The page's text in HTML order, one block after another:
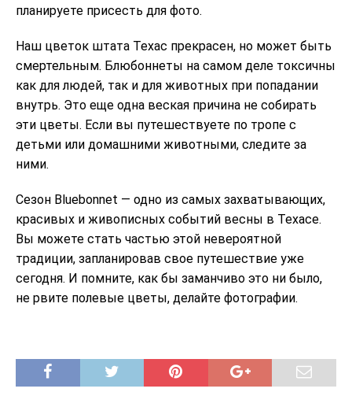
планируете присесть для фото.
Наш цветок штата Техас прекрасен, но может быть
смертельным. Блюбоннеты на самом деле токсичны
как для людей, так и для животных при попадании
внутрь. Это еще одна веская причина не собирать
эти цветы. Если вы путешествуете по тропе с
детьми или домашними животными, следите за
ними.
Сезон Bluebonnet — одно из самых захватывающих,
красивых и живописных событий весны в Техасе.
Вы можете стать частью этой невероятной
традиции, запланировав свое путешествие уже
сегодня. И помните, как бы заманчиво это ни было,
не рвите полевые цветы, делайте фотографии.